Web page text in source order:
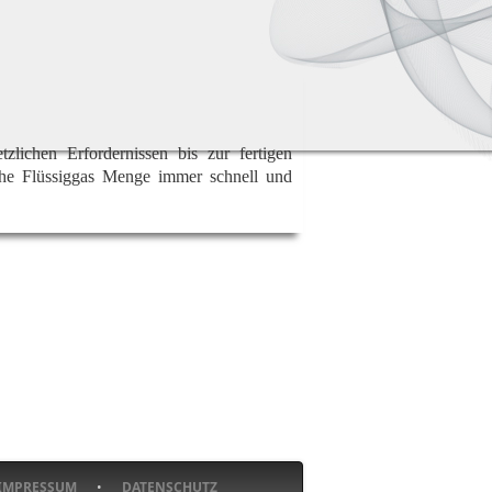
Erfordernissen bis zur fertigen
Flüssiggas Menge immer schnell und
• DATENSCHUTZ